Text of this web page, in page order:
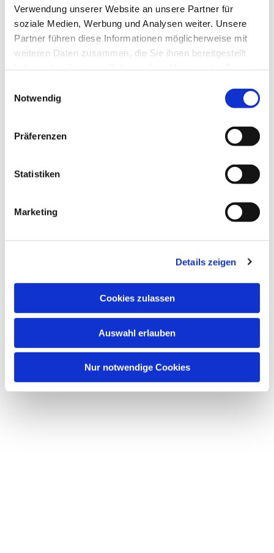
Verwendung unserer Website an unsere Partner für
soziale Medien, Werbung und Analysen weiter. Unsere
Partner führen diese Informationen möglicherweise mit
weiteren Daten zusammen, die Sie ihnen bereitgestellt
Notwendig
Präferenzen
Statistiken
Marketing
Details zeigen
Cookies zulassen
Auswahl erlauben
Nur notwendige Cookies
Dies könnte Sie auch interessieren